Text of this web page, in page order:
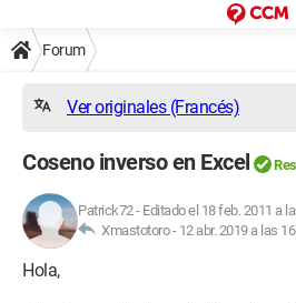
Forum
Ver originales (Francés)
Coseno inverso en Excel
Patrick72- Editado el 18 feb. 2011 a
Xmastotoro - 12 abr. 2019 a las
Hola,